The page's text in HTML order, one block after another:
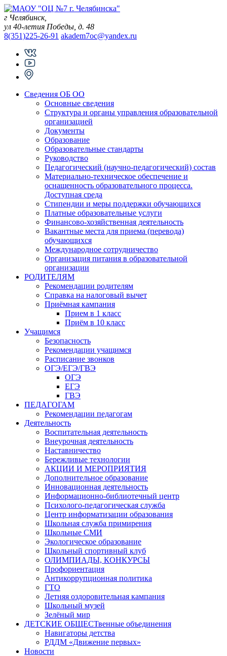
Skip
to
content
г Челябинск,
ул 40-летия Победы, д. 48
8(351)225-26-91 akadem7oc@yandex.ru
Сведения ОБ ОО
Основные сведения
Структура и органы управления образовательной
организацией
Документы
Образование
Образовательные стандарты
Руководство
Педагогический (научно-педагогический) состав
Материально-техническое обеспечение и
оснащенность образовательного процесса.
Доступная среда
Стипендии и меры поддержки обучающихся
Платные образовательные услуги
Финансово-хозяйственная деятельность
Вакантные места для приема (перевода)
обучающихся
Международное сотрудничество
Организация питания в образовательной
организации
РОДИТЕЛЯМ
Рекомендации родителям
Справка на налоговый вычет
Приёмная кампания
Прием в 1 класс
Приём в 10 класс
Учащимся
Безопасность
Рекомендации учащимся
Расписание звонков
ОГЭ/ЕГЭ/ГВЭ
ОГЭ
ЕГЭ
ГВЭ
ПЕДАГОГАМ
Рекомендации педагогам
Деятельность
Воспитательная деятельность
Внеурочная деятельность
Наставничество
Бережливые технологии
АКЦИИ И МЕРОПРИЯТИЯ
Дополнительное образование
Инновационная деятельность
Информационно-библиотечный центр
Психолого-педагогическая служба
Центр информатизации образования
Школьная служба примирения
Школьные СМИ
Экологическое образование
Школьный спортивный клуб
ОЛИМПИАДЫ, КОНКУРСЫ
Профориентация
Антикоррупционная политика
ГТО
Летняя оздоровительная кампания
Школьный музей
Зелёный мир
ДЕТСКИЕ ОБЩЕСТвенные объединения
Навигаторы детства
РДДМ «Движение первых»
Новости